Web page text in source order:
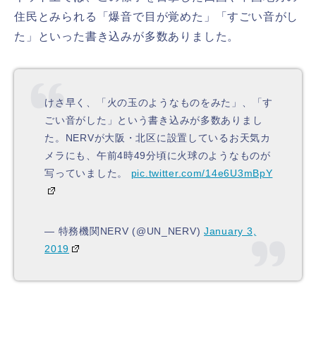
住民とみられる「爆音で目が覚めた」「すごい音がし
た」といった書き込みが多数ありました。
けさ早く、「火の玉のようなものをみた」、「す
ごい音がした」という書き込みが多数ありまし
た。NERVが大阪・北区に設置しているお天気カ
メラにも、午前4時49分頃に火球のようなものが
写っていました。 pic.twitter.com/14e6U3mBpY
— 特務機関NERV (@UN_NERV)January 3,
2019